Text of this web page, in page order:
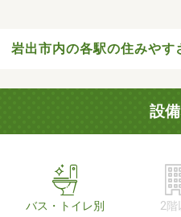
岩出市内の各駅の住みやす
設
バス・トイレ別 2階